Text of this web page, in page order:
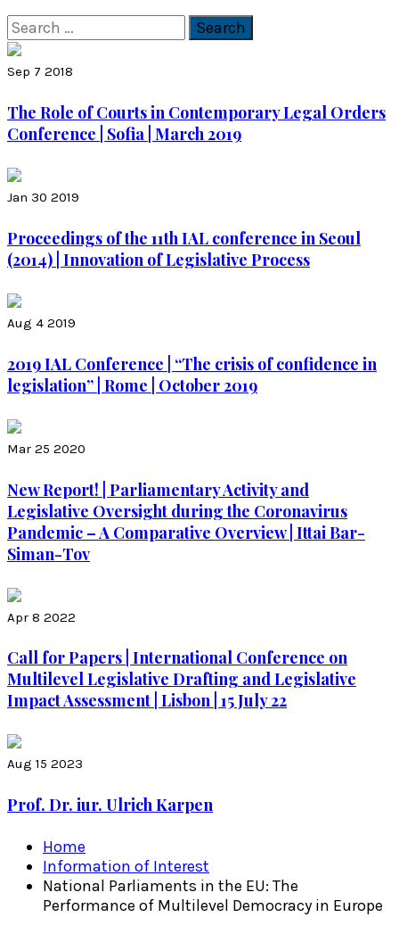
Search
for:
Sep 7 2018
The Role of Courts in Contemporary Legal Orders
Conference | Sofia | March 2019
Jan 30 2019
Proceedings of the 11th IAL conference in Seoul
(2014) | Innovation of Legislative Process
Aug 4 2019
2019 IAL Conference | “The crisis of confidence in
legislation” | Rome | October 2019
Mar 25 2020
New Report! | Parliamentary Activity and
Legislative Oversight during the Coronavirus
Pandemic – A Comparative Overview | Ittai Bar-
Siman-Tov
Apr 8 2022
Call for Papers | International Conference on
Multilevel Legislative Drafting and Legislative
Impact Assessment | Lisbon | 15 July 22
Aug 15 2023
Prof. Dr. iur. Ulrich Karpen
Home
Information of Interest
National Parliaments in the EU: The
Performance of Multilevel Democracy in Europe